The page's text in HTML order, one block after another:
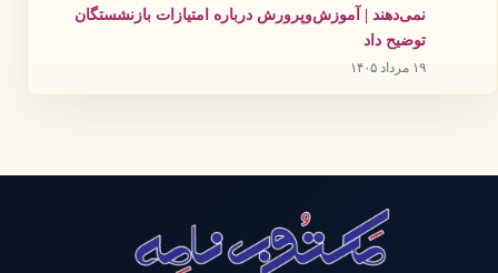
نمی‌دهند | آموزش‌وپرورش درباره امتیازات بازنشستگان
توضیح داد
۱۹ مرداد ۱۴۰۵